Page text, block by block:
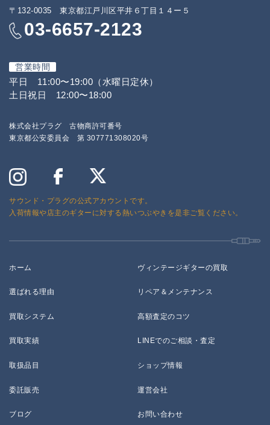
〒132-0035 東京都江戸川区平井６丁目１４ー５
03-6657-2123
営業時間
平日 11:00〜19:00（水曜日定休）
土日祝日 12:00〜18:00
株式会社プラグ 古物商許可番号
東京都公安委員会 第 307771308020号
サウンド・プラグの公式アカウントです。
入荷情報や店主のギターに対する熱いつぶやきを是非ご覧ください。
ホーム
選ばれる理由
買取システム
買取実績
取扱品目
委託販売
ブログ
ヴィンテージギターの買取
リペア＆メンテナンス
高額査定のコツ
LINEでのご相談・査定
ショップ情報
運営会社
お問い合わせ